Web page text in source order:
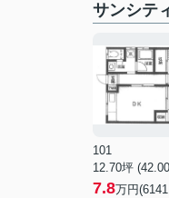
サンシテ
101
12.70坪
7.8万円